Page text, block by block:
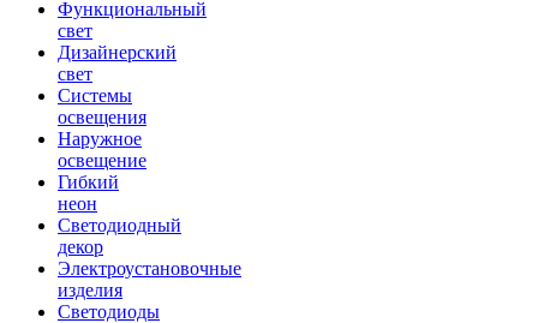
Функциональный
свет
Дизайнерский
свет
Системы
освещения
Наружное
освещение
Гибкий
неон
Светодиодный
декор
Электроустановочные
изделия
Светодиоды